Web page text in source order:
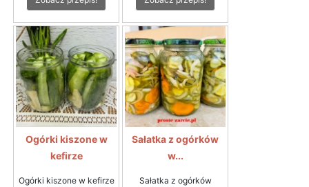
Ogórki kiszone w
kefirze
Ogórki kiszone w kefirze
Sałatka z ogórków
w...
Sałatka z ogórków